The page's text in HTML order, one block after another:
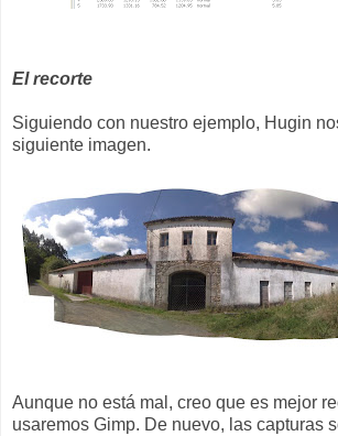
El recorte
Siguiendo con nuestro ejemplo, Hugin
siguiente imagen.
Aunque no está mal, creo que es mejor
usaremos Gimp. De nuevo, las capturas